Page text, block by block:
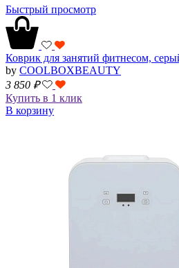
Быстрый просмотр
Коврик для занятий фитнесом,
by COOLBOXBEAUTY
3 850 ₽
Купить в 1 клик
В корзину